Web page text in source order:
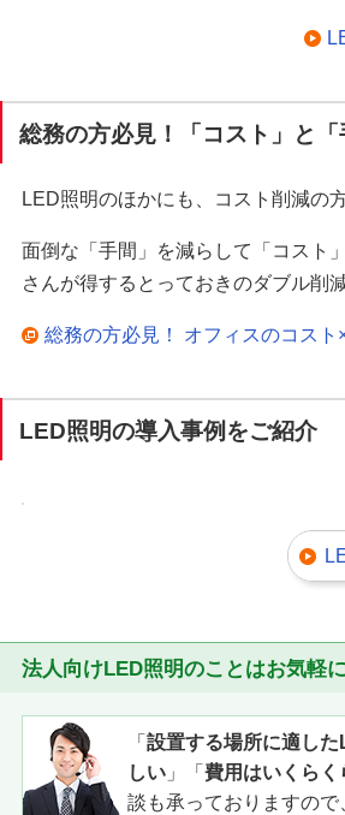
総務の方必見！「コスト」と
LED照明のほかにも、コスト削減の
面倒な「手間」を減らして「コスト
さんが得するとっておきのダブル削
総務の方必見！ オフィスのコスト
LED照明の導入事例をご紹介
法人向けLED照明のことはお気軽
「 設置する場所に適し
しい 」「 費用はいくらく
談も承っておりますの